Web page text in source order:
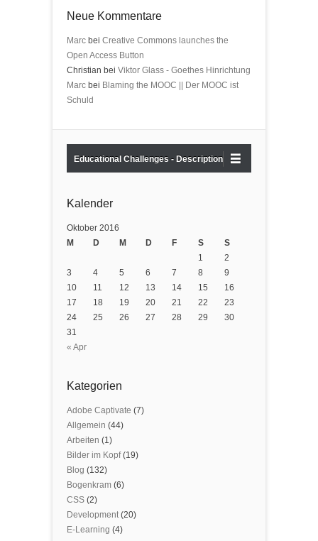
Neue Kommentare
Marc bei Creative Commons launches the
Open Access Button
Christian bei Viktor Glass - Goethes Hinrichtung
Marc bei Blaming the MOOC || Der MOOC ist
Schuld
Educational Challenges - Description
Kalender
Oktober 2016
M
D M D F S S
« Apr
1
2
3
4 5 6 7 8
9
10
11 12 13 14 15
16
17
18 19 20 21 22
23
24
25 26 27 28 29
30
31
Kategorien
Adobe Captivate (7)
Allgemein (44)
Arbeiten (1)
Bilder im Kopf(19)
Blog (132)
Bogenkram (6)
CSS (2)
Development(20)
E-Learning (4)